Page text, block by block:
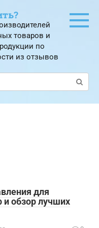
товаров и
по
из отзывов
для
обзор лучших